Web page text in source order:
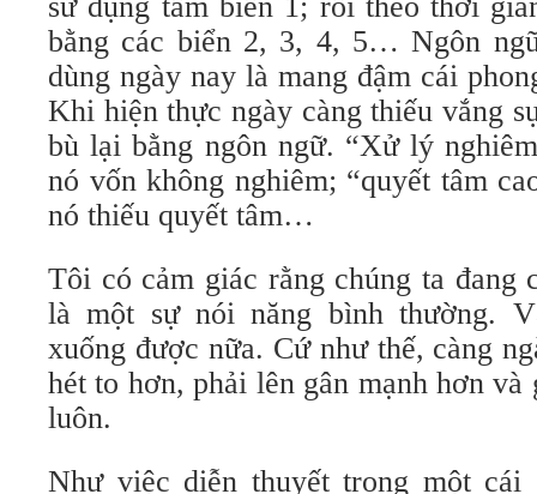
bằng các biển 2, 3, 4, 5… Ngôn
dùng ngày nay là mang đậm cái
Khi hiện thực ngày càng thiếu vắng
bù lại bằng ngôn ngữ. “Xử lý
nó vốn không nghiêm; “quyết tâm
nó thiếu quyết tâm…
Tôi có cảm giác rằng chúng ta đang
là một sự nói năng bình thường.
xuống được nữa. Cứ như thế, càng
hét to hơn, phải lên gân mạnh hơn
luôn.
Như việc diễn thuyết trong một cái